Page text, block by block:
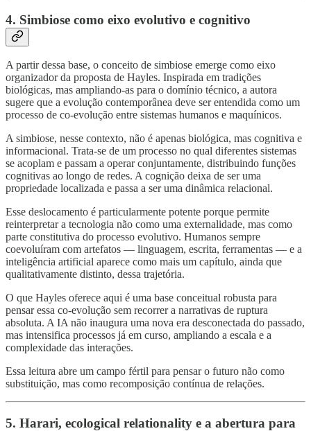
4. Simbiose como eixo evolutivo e cognitivo
A partir dessa base, o conceito de simbiose emerge como eixo
organizador da proposta de Hayles. Inspirada em tradições
biológicas, mas ampliando-as para o domínio técnico, a autora
sugere que a evolução contemporânea deve ser entendida como um
processo de co-evolução entre sistemas humanos e maquínicos.
A simbiose, nesse contexto, não é apenas biológica, mas cognitiva e
informacional. Trata-se de um processo no qual diferentes sistemas
se acoplam e passam a operar conjuntamente, distribuindo funções
cognitivas ao longo de redes. A cognição deixa de ser uma
propriedade localizada e passa a ser uma dinâmica relacional.
Esse deslocamento é particularmente potente porque permite
reinterpretar a tecnologia não como uma externalidade, mas como
parte constitutiva do processo evolutivo. Humanos sempre
coevoluíram com artefatos — linguagem, escrita, ferramentas — e a
inteligência artificial aparece como mais um capítulo, ainda que
qualitativamente distinto, dessa trajetória.
O que Hayles oferece aqui é uma base conceitual robusta para
pensar essa co-evolução sem recorrer a narrativas de ruptura
absoluta. A IA não inaugura uma nova era desconectada do passado,
mas intensifica processos já em curso, ampliando a escala e a
complexidade das interações.
Essa leitura abre um campo fértil para pensar o futuro não como
substituição, mas como recomposição contínua de relações.
5. Harari, ecological relationality e a abertura para